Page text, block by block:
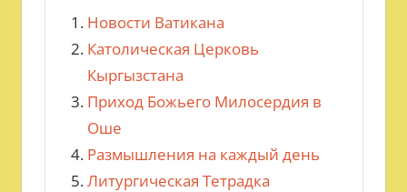
Новости Ватикана
Католическая Церковь
Кыргызстана
Приход Божьего Милосердия в
Оше
Размышления на каждый день
Литургическая Тетрадка